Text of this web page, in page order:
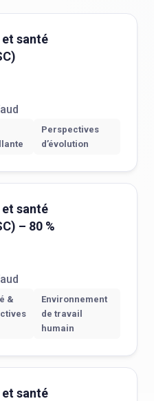
santé
Perspectives
d’évolution
santé
– 80 %
&
Environnement
de travail
humain
santé